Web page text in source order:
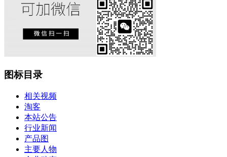
图标目录
相关视频
淘客
本站公告
行业新闻
产品图
主要人物